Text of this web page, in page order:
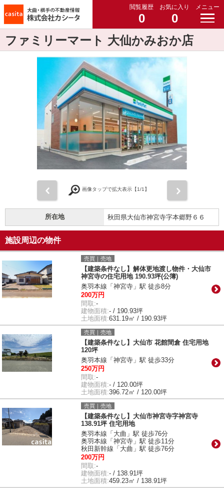
閲覧履歴
0
お気に入り
0
メニュー
ファミリーマート 大仙かみおか店
画像タップで拡大表示【1/1】
所在地 秋田県大仙市神宮寺字本郷野６６
施設周辺の物件
売買｜売地
【建築条件なし】解体更地渡し物件・大仙市
神宮寺の住宅用地 190.93坪(公簿)
奥羽本線「神宮寺」駅 徒歩8分
200万円
間取:-
建物面積:- / 190.93坪
土地面積:631.19㎡ / 190.93坪
売買｜売地
【建築条件なし】大仙市 花館間倉 住宅用地
120坪
奥羽本線「神宮寺」駅 徒歩33分
250万円
間取:-
建物面積:- / 120.00坪
土地面積:396.72㎡ / 120.00坪
売買｜売地
【建築条件なし】大仙市神宮寺字神宮寺
138.91坪 住宅用地
奥羽本線「大曲」駅 徒歩76分
奥羽本線「神宮寺」駅 徒歩11分
秋田新幹線「大曲」駅 徒歩76分
200万円
間取:-
建物面積:- / 138.91坪
土地面積:459.23㎡ / 138.91坪